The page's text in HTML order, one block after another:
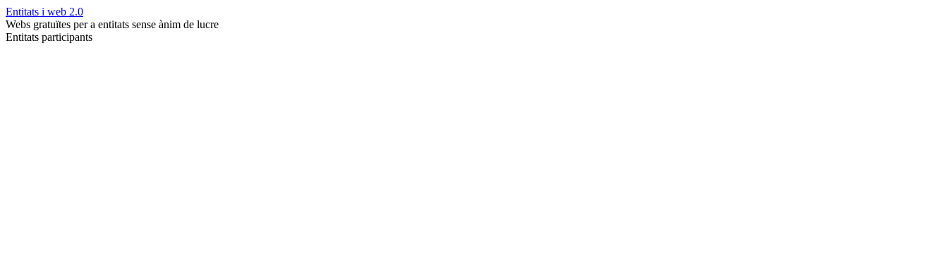
Entitats i web 2.0
Webs gratuïtes per a entitats sense ànim de lucre
Entitats participants